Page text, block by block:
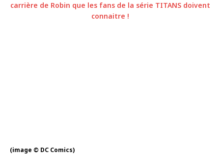
carrière de Robin que les fans de la série TITANS doivent
connaitre !
(image © DC Comics)